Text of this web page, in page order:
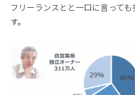
フリーランスとと一口に言って
す。